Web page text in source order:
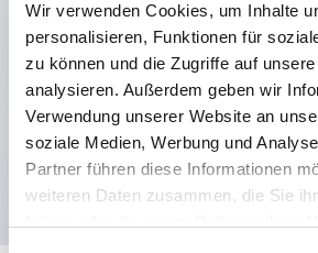
Wir verwenden Cookies, um Inhalte
personalisieren, Funktionen für
zu können und die Zugriffe auf
analysieren. Außerdem geben wir
Verwendung unserer Website an
soziale Medien, Werbung und
Partner führen diese Informationen
weiteren Daten zusammen, die Sie
59,9 mm (※ 22-stufiger
Platzsparendes Design möglich.
Sicherheitsstruktur der 3.
Freisetzung, integrierter Schutz,
Fingerschutzstruktur